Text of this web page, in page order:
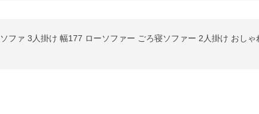
ファ 3人掛け 幅177 ローソファー ごろ寝ソファー 2人掛け おし